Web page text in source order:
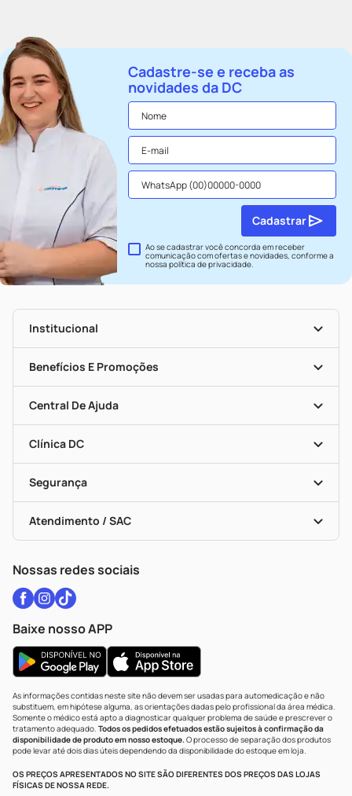
Cadastre-se e receba as
novidades da DC
Ao se cadastrar você concorda em receber
comunicação com ofertas e novidades, conforme a
nossapolítica de privacidade.
Cadastrar
Institucional
Nossas Lojas
Seja Uma Loja Parceira
Mapa De Categorias
Benefícios E Promoções
Convênios
Programa Popular Do Brasil
Encarte De Ofertas
Dermaclub
Cupons E Ofertas
Black Friday
Central De Ajuda
Recompra Programada
Alomed
Formas De Pagamento
Troca E Devolução
Bulas De A A Z
Políticas De Marketplace
Clínica DC
Serviços Farmacêuticos
Testes Rápidos
Autoteste Covid-19
Vacinas
Segurança
Portal Da Privacidade
Atendimento / SAC
Nossas redes sociais
Baixe nosso APP
As informações contidas neste site não devem ser usadas para automedicação e não
substituem, em hipótese alguma, as orientações dadas pelo profissional da área médica.
Somente o médico está apto a diagnosticar qualquer problema de saúde e prescrever o
tratamento adequado. Todos os pedidos efetuados estão sujeitos à confirmação da
disponibilidade de produto em nosso estoque.O processo de separação dos produtos
pode levar até dois dias úteis dependendo da disponibilidade do estoque em loja.
OS PREÇOS APRESENTADOS NO SITE SÃO DIFERENTES DOS PREÇOS DAS LOJAS
FÍSICAS DE NOSSA REDE.